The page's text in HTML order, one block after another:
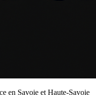
en Savoie et Haute-Savoie